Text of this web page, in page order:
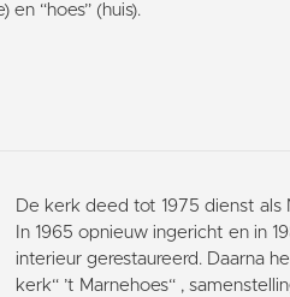
en “hoes” (huis).
De kerk deed tot 1975 dienst als
In 1965 opnieuw ingericht en in
interieur gerestaureerd. Daarna
kerk“ ’t Marnehoes“ ,